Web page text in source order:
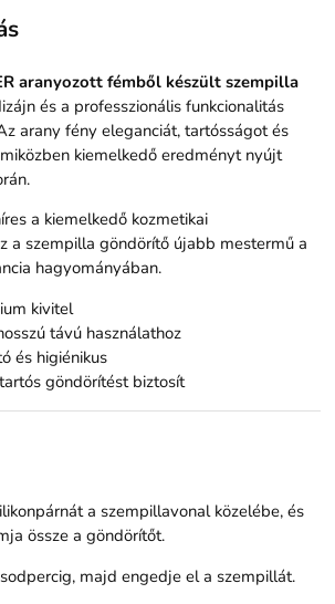
aranyozott fémből készült szempilla
és a professzionális funkcionalitás
arany fény eleganciát, tartósságot és
kiemelkedő eredményt nyújt
a kiemelkedő kozmetikai
a szempilla göndörítő újabb mestermű a
hagyományában.
kivitel
távú használathoz
és higiénikus
göndörítést biztosít
a szempillavonal közelébe, és
össze a göndörítőt.
majd engedje el a szempillát.